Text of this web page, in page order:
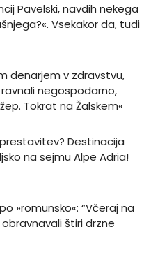
Pavelski, navdih nekega
Vsekakor da, tudi
denarjem v zdravstvu,
negospodarno,
Tokrat na Žalskem«
Destinacija
na sejmu Alpe Adria!
»romunsko«: “Včeraj na
štiri drzne